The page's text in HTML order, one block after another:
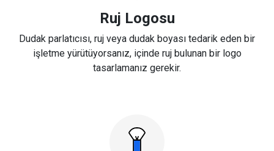
Ruj Logosu
Dudak parlatıcısı, ruj veya dudak boyası tedarik eden bir
işletme yürütüyorsanız, içinde ruj bulunan bir logo
tasarlamanız gerekir.